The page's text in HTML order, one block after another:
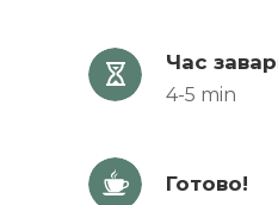
Час
4-5 min
Готово!